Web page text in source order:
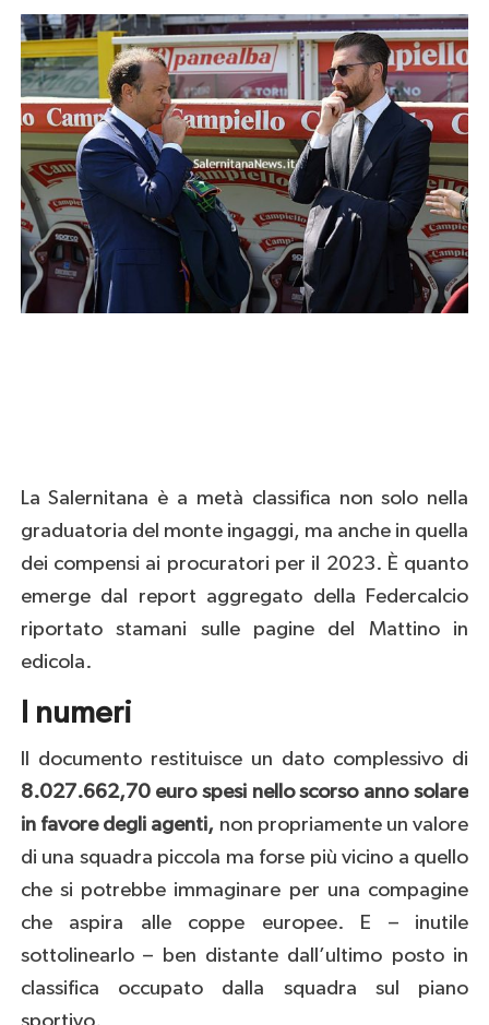
La Salernitana è a metà classifica non solo nella
graduatoria del monte ingaggi, ma anche in quella
dei compensi ai procuratori per il 2023. È quanto
emerge dal report aggregato della Federcalcio
riportato stamani sulle pagine del Mattino in
edicola.
I numeri
Il documento restituisce un dato complessivo di
8.027.662,70 euro spesi nello scorso anno solare
in favore degli agenti, non propriamente un valore
di una squadra piccola ma forse più vicino a quello
che si potrebbe immaginare per una compagine
che aspira alle coppe europee. E – inutile
sottolinearlo – ben distante dall’ultimo posto in
classifica occupato dalla squadra sul piano